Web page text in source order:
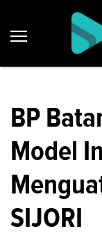
BP
Model
SIJORI